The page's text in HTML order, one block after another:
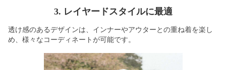
3. レイヤードスタイルに最適
透け感のあるデザインは、インナーやアウターとの重ね着を楽し
め、様々なコーディネートが可能です。